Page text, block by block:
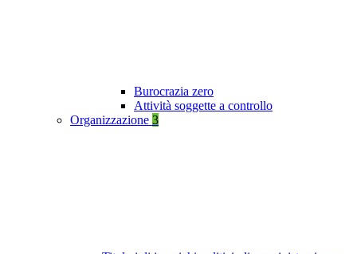
Burocrazia zero
Attività soggette a controllo
Organizzazione 3